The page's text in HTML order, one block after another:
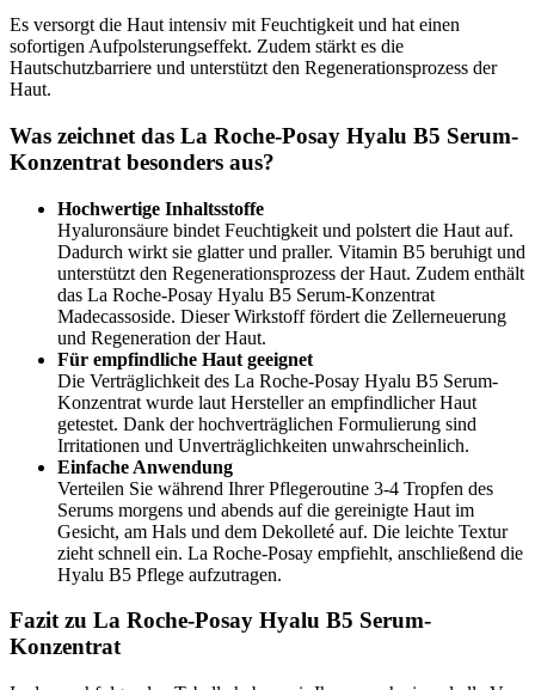
Es versorgt die Haut intensiv mit Feuchtigkeit und hat einen
sofortigen Aufpolsterungseffekt. Zudem stärkt es die
Hautschutzbarriere und unterstützt den Regenerationsprozess der
Haut.
Was zeichnet das La Roche-Posay Hyalu B5 Serum-
Konzentrat besonders aus?
Hochwertige Inhaltsstoffe
Hyaluronsäure bindet Feuchtigkeit und polstert die Haut auf.
Dadurch wirkt sie glatter und praller. Vitamin B5 beruhigt und
unterstützt den Regenerationsprozess der Haut. Zudem enthält
das La Roche-Posay Hyalu B5 Serum-Konzentrat
Madecassoside. Dieser Wirkstoff fördert die Zellerneuerung
und Regeneration der Haut.
Für empfindliche Haut geeignet
Die Verträglichkeit des La Roche-Posay Hyalu B5 Serum-
Konzentrat wurde laut Hersteller an empfindlicher Haut
getestet. Dank der hochverträglichen Formulierung sind
Irritationen und Unverträglichkeiten unwahrscheinlich.
Einfache Anwendung
Verteilen Sie während Ihrer Pflegeroutine 3-4 Tropfen des
Serums morgens und abends auf die gereinigte Haut im
Gesicht, am Hals und dem Dekolleté auf. Die leichte Textur
zieht schnell ein. La Roche-Posay empfiehlt, anschließend die
Hyalu B5 Pflege aufzutragen.
Fazit zu La Roche-Posay Hyalu B5 Serum-
Konzentrat